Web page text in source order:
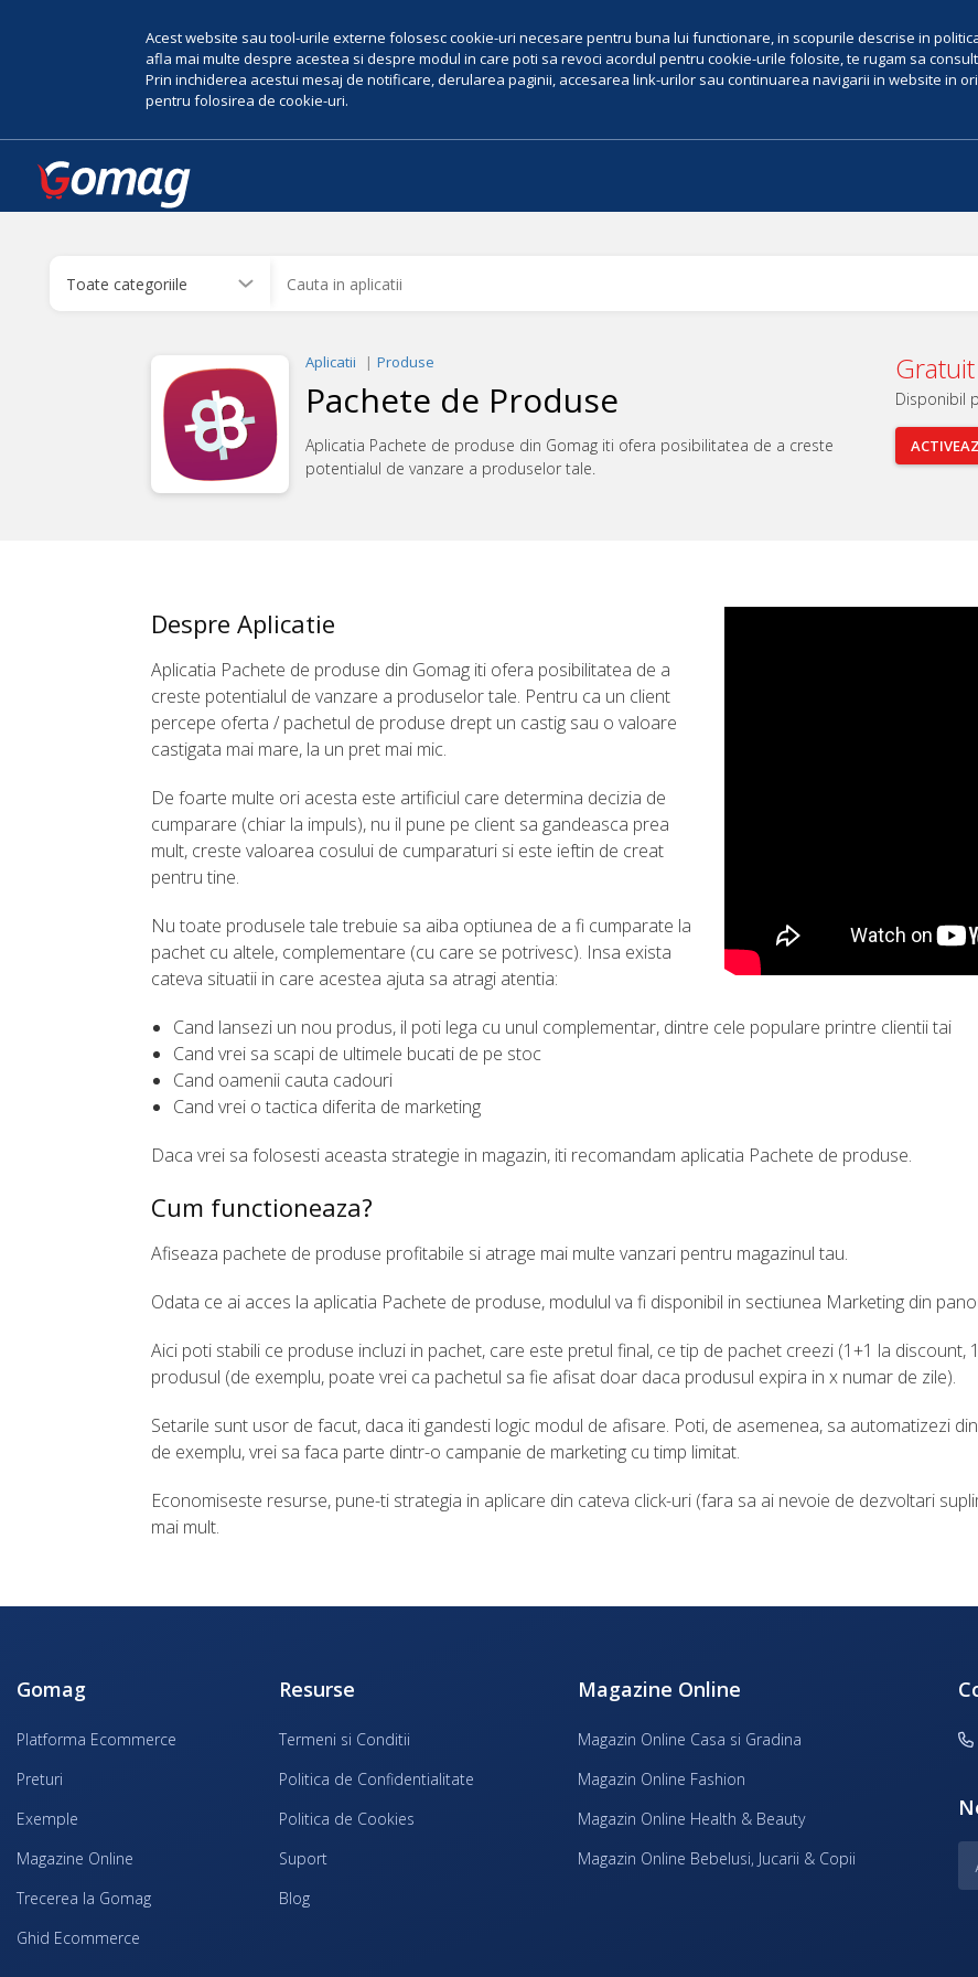
Acest website sau tool-urile externe folosesc cookie-uri necesare pentru buna lui functionare, in scopurile descrise in
afla mai multe despre acestea si despre modul in care poti sa revoci acordul pentru cookie-urile folosite, te rugam sa
Prin inchiderea acestui mesaj de notificare, derularea paginii, accesarea link-urilor sau continuarea navigarii in website in
pentru folosirea de cookie-uri.
Aplicatii Produse
Pachete de Produse
Aplicatia Pachete de produse din Gomag iti ofera posibilitatea de a creste
potentialul de vanzare a produselor tale.
Gratuit
Disponibil
Despre Aplicatie
Aplicatia Pachete de produse din Gomag iti ofera posibilitatea de a
creste potentialul de vanzare a produselor tale. Pentru ca un client
percepe oferta / pachetul de produse drept un castig sau o valoare
castigata mai mare, la un pret mai mic.
De foarte multe ori acesta este artificiul care determina decizia de
cumparare (chiar la impuls), nu il pune pe client sa gandeasca prea
mult, creste valoarea cosului de cumparaturi si este ieftin de creat
pentru tine.
Nu toate produsele tale trebuie sa aiba optiunea de a fi cumparate la
pachet cu altele, complementare (cu care se potrivesc). Insa exista
cateva situatii in care acestea ajuta sa atragi atentia:
Cand lansezi un nou produs, il poti lega cu unul complementar, dintre cele populare printre clientii tai
Cand vrei sa scapi de ultimele bucati de pe stoc
Cand oamenii cauta cadouri
Cand vrei o tactica diferita de marketing
Daca vrei sa folosesti aceasta strategie in magazin, iti recomandam aplicatia Pachete de produse.
Cum functioneaza?
Afiseaza pachete de produse profitabile si atrage mai multe vanzari pentru magazinul tau.
Odata ce ai acces la aplicatia Pachete de produse, modulul va fi disponibil in sectiunea Marketing din
Aici poti stabili ce produse incluzi in pachet, care este pretul final, ce tip de pachet creezi (1+1 la discount,
produsul (de exemplu, poate vrei ca pachetul sa fie afisat doar daca produsul expira in x numar de zile).
Setarile sunt usor de facut, daca iti gandesti logic modul de afisare. Poti, de asemenea, sa automatizezi
de exemplu, vrei sa faca parte dintr-o campanie de marketing cu timp limitat.
Economiseste resurse, pune-ti strategia in aplicare din cateva click-uri (fara sa ai nevoie de dezvoltari
mai mult.
Gomag
Platforma Ecommerce
Preturi
Exemple
Magazine Online
Trecerea la Gomag
Ghid Ecommerce
Resurse
Termeni si Conditii
Politica de Confidentialitate
Politica de Cookies
Suport
Blog
Magazine Online
Magazin Online Casa si Gradina
Magazin Online Fashion
Magazin Online Health & Beauty
Magazin Online Bebelusi, Jucarii & Copii